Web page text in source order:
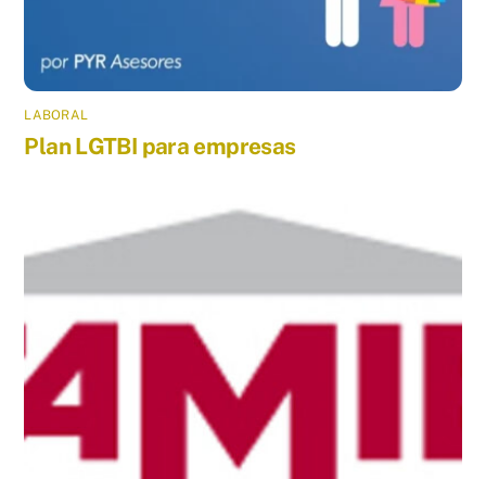
LABORAL
Plan LGTBI para empresas